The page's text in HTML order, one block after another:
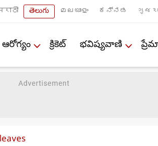
తెలుగు മലയാളം ಕನ್ನಡ
ఆరోగ్యం క్రికెట్ భవిష్యవాణి